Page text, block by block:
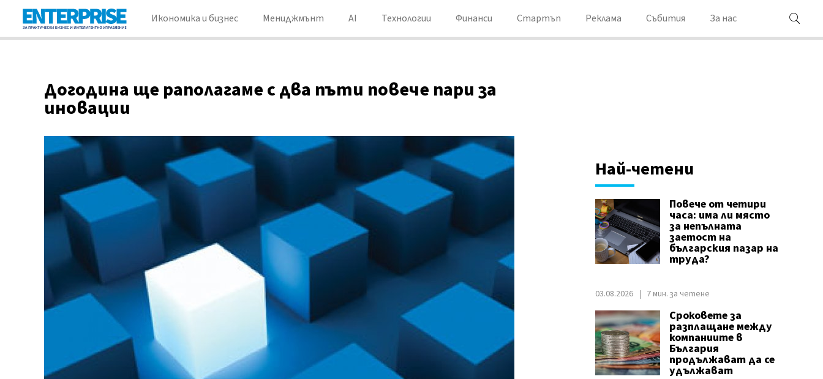
Икономика и бизнес Мениджмънт AI Технологии Финанси Стартъп Реклама Събития За нас
Догодина ще раполагаме с два пъти повече пари за
иновации
Най-четени
Повече от четири
часа: има ли място
за непълната
заетост на
българския пазар на
труда?
03.08.2026 7 мин. за четене
Сроковете за
разплащане между
компаниите в
България
продължават да се
удължават